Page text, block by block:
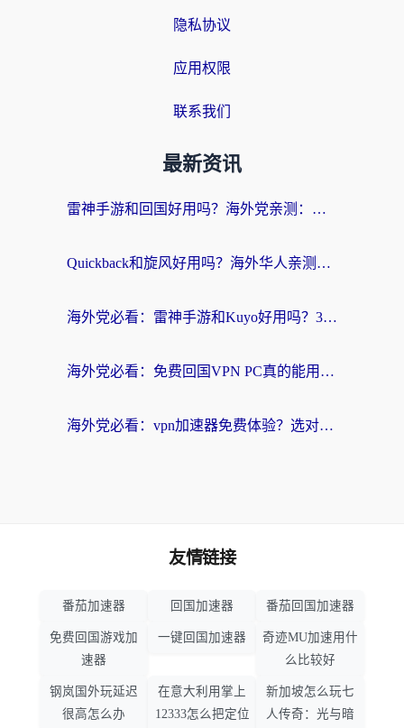
隐私协议
应用权限
联系我们
最新资讯
雷神手游和回国好用吗？海外党亲测：选对加速器才能无缝刷剧打游戏
Quickback和旋风好用吗？海外华人亲测：选对回国加速器才能无缝看央视5
海外党必看：雷神手游和Kuyo好用吗？3款回国加速器实测+避坑指南
海外党必看：免费回国VPN PC真的能用？附国内高速VPN选择全攻略
海外党必看：vpn加速器免费体验？选对回国加速器才能无缝刷国内剧玩国服
友情链接
番茄加速器 回国加速器 番茄回国加速器
免费回国游戏加
速器
一键回国加速器
奇迹MU加速用什
么比较好
钢岚国外玩延迟
很高怎么办
在意大利用掌上
12333怎么把定位
新加坡怎么玩七
人传奇：光与暗